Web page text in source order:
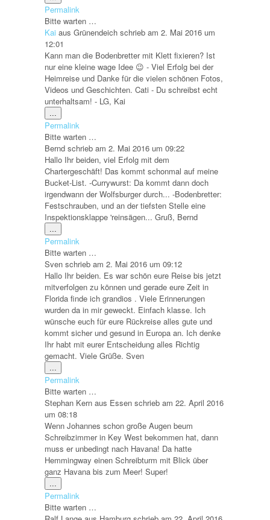
Metabox
ein-/ausblenden.
Permalink
Bitte warten …
Kai aus Grünendeich schrieb am 2. Mai 2016 um
12:01
Kann man die Bodenbretter mit Klett fixieren? Ist
nur eine kleine wage Idee 😉 - Viel Erfolg bei der
Heimreise und Danke für die vielen schönen Fotos,
Videos und Geschichten. Cati - Du schreibst echt
unterhaltsam! - LG, Kai
Metabox
ein-/ausblenden.
Permalink
Bitte warten …
Bernd schrieb am 2. Mai 2016 um 09:22
Hallo Ihr beiden, viel Erfolg mit dem
Chartergeschäft! Das kommt schonmal auf meine
Bucket-List. -Currywurst: Da kommt dann doch
irgendwann der Wolfsburger durch... -Bodenbretter:
Festschrauben, und an der tiefsten Stelle eine
Inspektionsklappe 'reinsägen... Gruß, Bernd
Metabox
ein-/ausblenden.
Permalink
Bitte warten …
Sven schrieb am 2. Mai 2016 um 09:12
Hallo Ihr beiden. Es war schön eure Reise bis jetzt
mitverfolgen zu können und gerade eure Zeit in
Florida finde ich grandios . Viele Erinnerungen
wurden da in mir geweckt. Einfach klasse. Ich
wünsche euch für eure Rückreise alles gute und
kommt sicher und gesund in Europa an. Ich denke
Ihr habt mit eurer Entscheidung alles Richtig
gemacht. Viele Grüße. Sven
Metabox
ein-/ausblenden.
Permalink
Bitte warten …
Stephan Kern aus Essen schrieb am 22. April 2016
um 08:18
Wenn Johannes schon große Augen beum
Schreibzimmer in Key West bekommen hat, dann
muss er unbedingt nach Havana! Da hatte
Hemmingway einen Schreibturm mit Blick über
ganz Havana bis zum Meer! Super!
Metabox
ein-/ausblenden.
Permalink
Bitte warten …